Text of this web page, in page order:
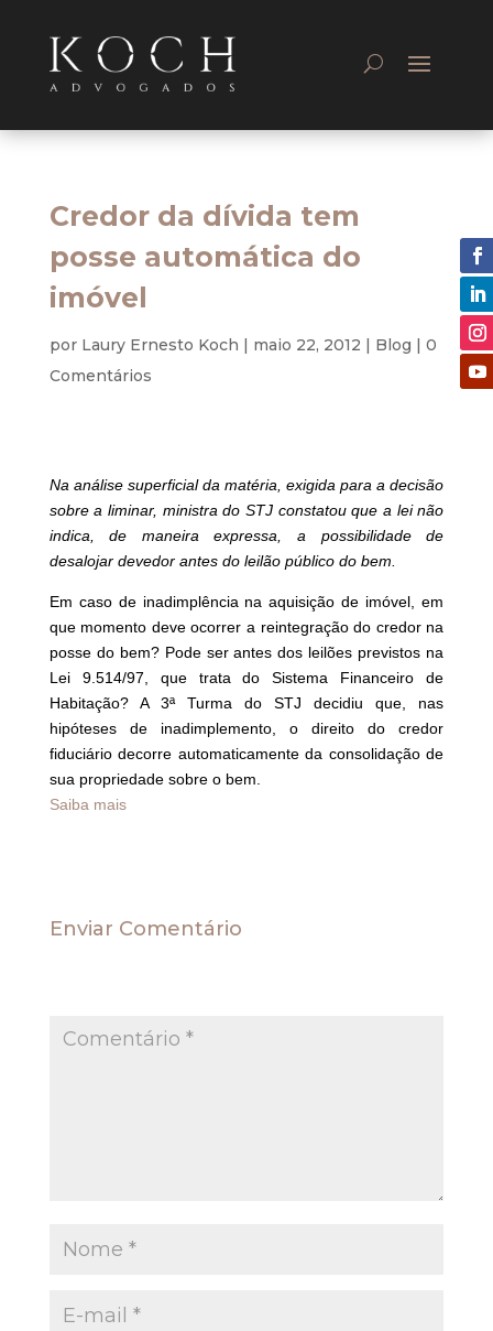
Credor da dívida tem
posse automática do
imóvel
por Laury Ernesto Koch | maio 22, 2012 | Blog | 0
Comentários
Na análise superficial da matéria, exigida para a decisão
sobre a liminar, ministra do STJ constatou que a lei não
indica, de maneira expressa, a possibilidade de
desalojar devedor antes do leilão público do bem.
Em caso de inadimplência na aquisição de imóvel, em
que momento deve ocorrer a reintegração do credor na
posse do bem? Pode ser antes dos leilões previstos na
Lei 9.514/97, que trata do Sistema Financeiro de
Habitação? A 3ª Turma do STJ decidiu que, nas
hipóteses de inadimplemento, o direito do credor
fiduciário decorre automaticamente da consolidação de
sua propriedade sobre o bem.
Saiba mais
Enviar Comentário